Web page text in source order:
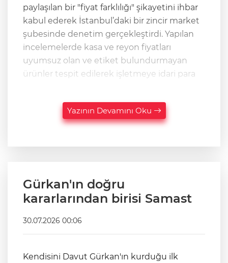
paylaşılan bir "fiyat farklılığı" şikayetini ihbar
kabul ederek İstanbul’daki bir zincir market
şubesinde denetim gerçekleştirdi. Yapılan
incelemelerde kasa ve reyon fiyatları
uyumsuz olan ve etiket bulundurmayan
ürünler tespit edilerek işletmeye idari para
Yazının Devamını Oku
Gürkan'ın doğru
kararlarından birisi Samast
30.07.2026 00:06
Kendisini Davut Gürkan'ın kurduğu ilk